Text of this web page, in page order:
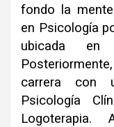
fondo la
en Psicología
ubicada
carrera con
Psicología